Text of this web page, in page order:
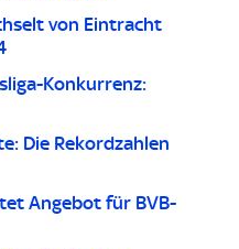
von Eintracht
Konkurrenz:
Die Rekordzahlen
Angebot für BVB-